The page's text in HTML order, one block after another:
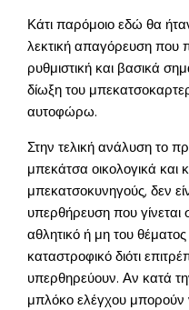
Κάτι παρόμοιο εδώ θα
λεκτική απαγόρευση που
ρυθμιστική και βασικά
δίωξη του
αυτοφώρω.
Στην τελική ανάλυση το
μπεκάτσα οικολογικά και
μπεκατσοκυνηγούς, δεν
υπερθήρευση που γίνεται
αθλητικό ή μη του θέματος
καταστροφικό διότι
υπερθηρεύουν. Αν κατά
μπλόκο ελέγχου μπορούν